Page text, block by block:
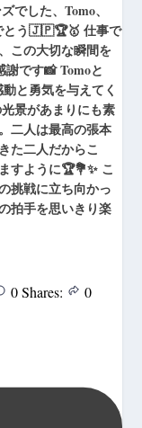
でした、Tomo、
とう🇯🇵🏆🥇 仕事で
この大切な瞬間を
謝です📸 Tomoと
と勇気を与えてく
景があまりにも素
二人は最高の張本
た二人だからこ
すように🏆💐✨ こ
挑戦に立ち向かっ
拍手を思いきり楽
0 Shares: 0